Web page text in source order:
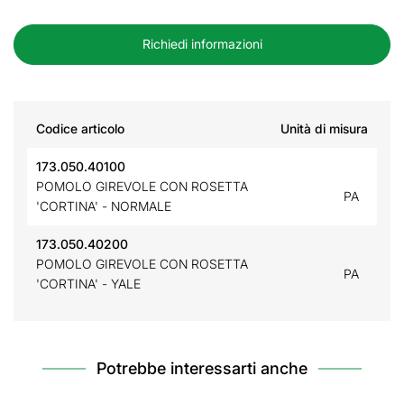
Richiedi informazioni
Codice articolo Unità di misura
173.050.40100
POMOLO GIREVOLE CON ROSETTA
'CORTINA' - NORMALE
PA
173.050.40200
POMOLO GIREVOLE CON ROSETTA
'CORTINA' - YALE
PA
Potrebbe interessarti anche